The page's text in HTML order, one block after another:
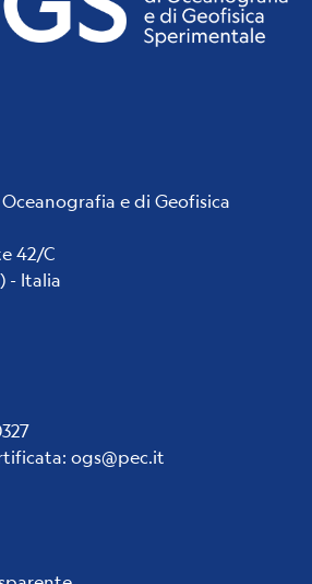
e di Geofisica
42/C
- Italia
: ogs@pec.it